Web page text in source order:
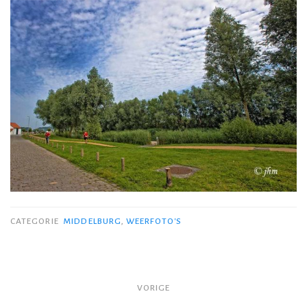
CATEGORIE MIDDELBURG,WEERFOTO'S
VORIGE